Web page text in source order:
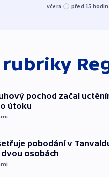
včera před 15
rubriky
pochod začal
útoku
pobodání v
osobách